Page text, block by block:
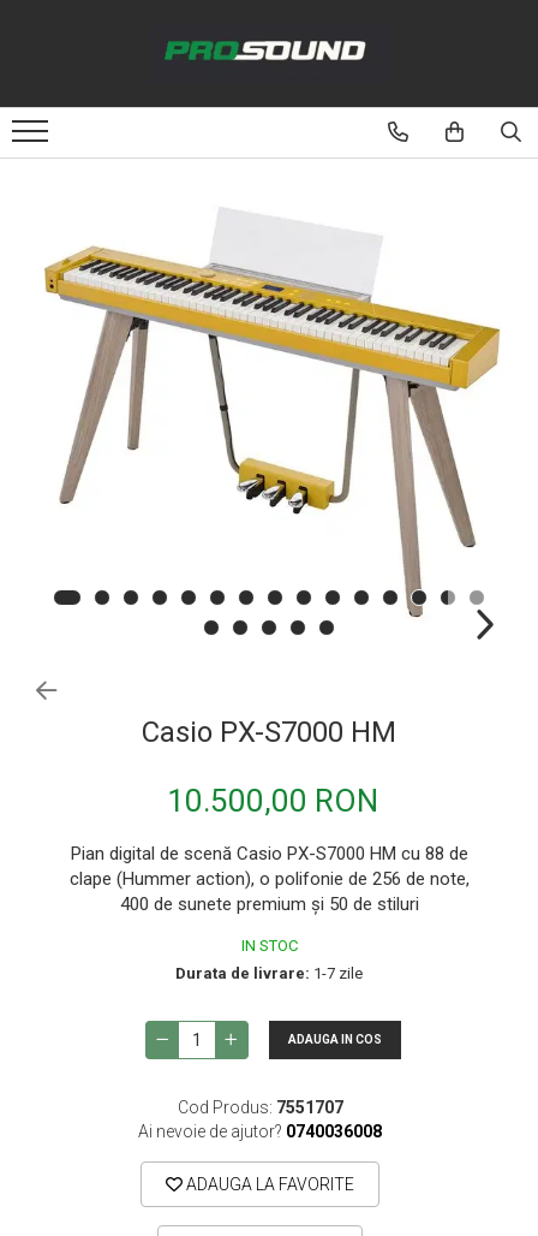
Sonorizare / PA
Adresare publica 100V
Amplificatoare Audio
Boxe Audio
Ecrane de difuzie
Mixere audio
Monitorizare In-Ear
Pickup-uri, platane & accesorii
Playere si Recordere
Unelte Audio
Capsule de microfon
Microfoane de broadcast
Microfoane de instrumente
Microfoane de masurare si calibrare
Microfoane de studio
Microfoane de voce si live
Microfoane podcast, USB, iOS /
Microfoane pt Camere Video
Microfoane pt instalatii si conferinta
Casio PX-S7000 HM
10.500,00 RON
Pian digital de scenă Casio PX-S7000 HM cu 88 de
clape (Hummer action), o polifonie de 256 de note,
400 de sunete premium și 50 de stiluri
IN STOC
Durata de livrare: 1-7 zile
ADAUGA IN COS
Cod Produs: 7551707
Ai nevoie de ajutor? 0740036008
ADAUGA LA FAVORITE